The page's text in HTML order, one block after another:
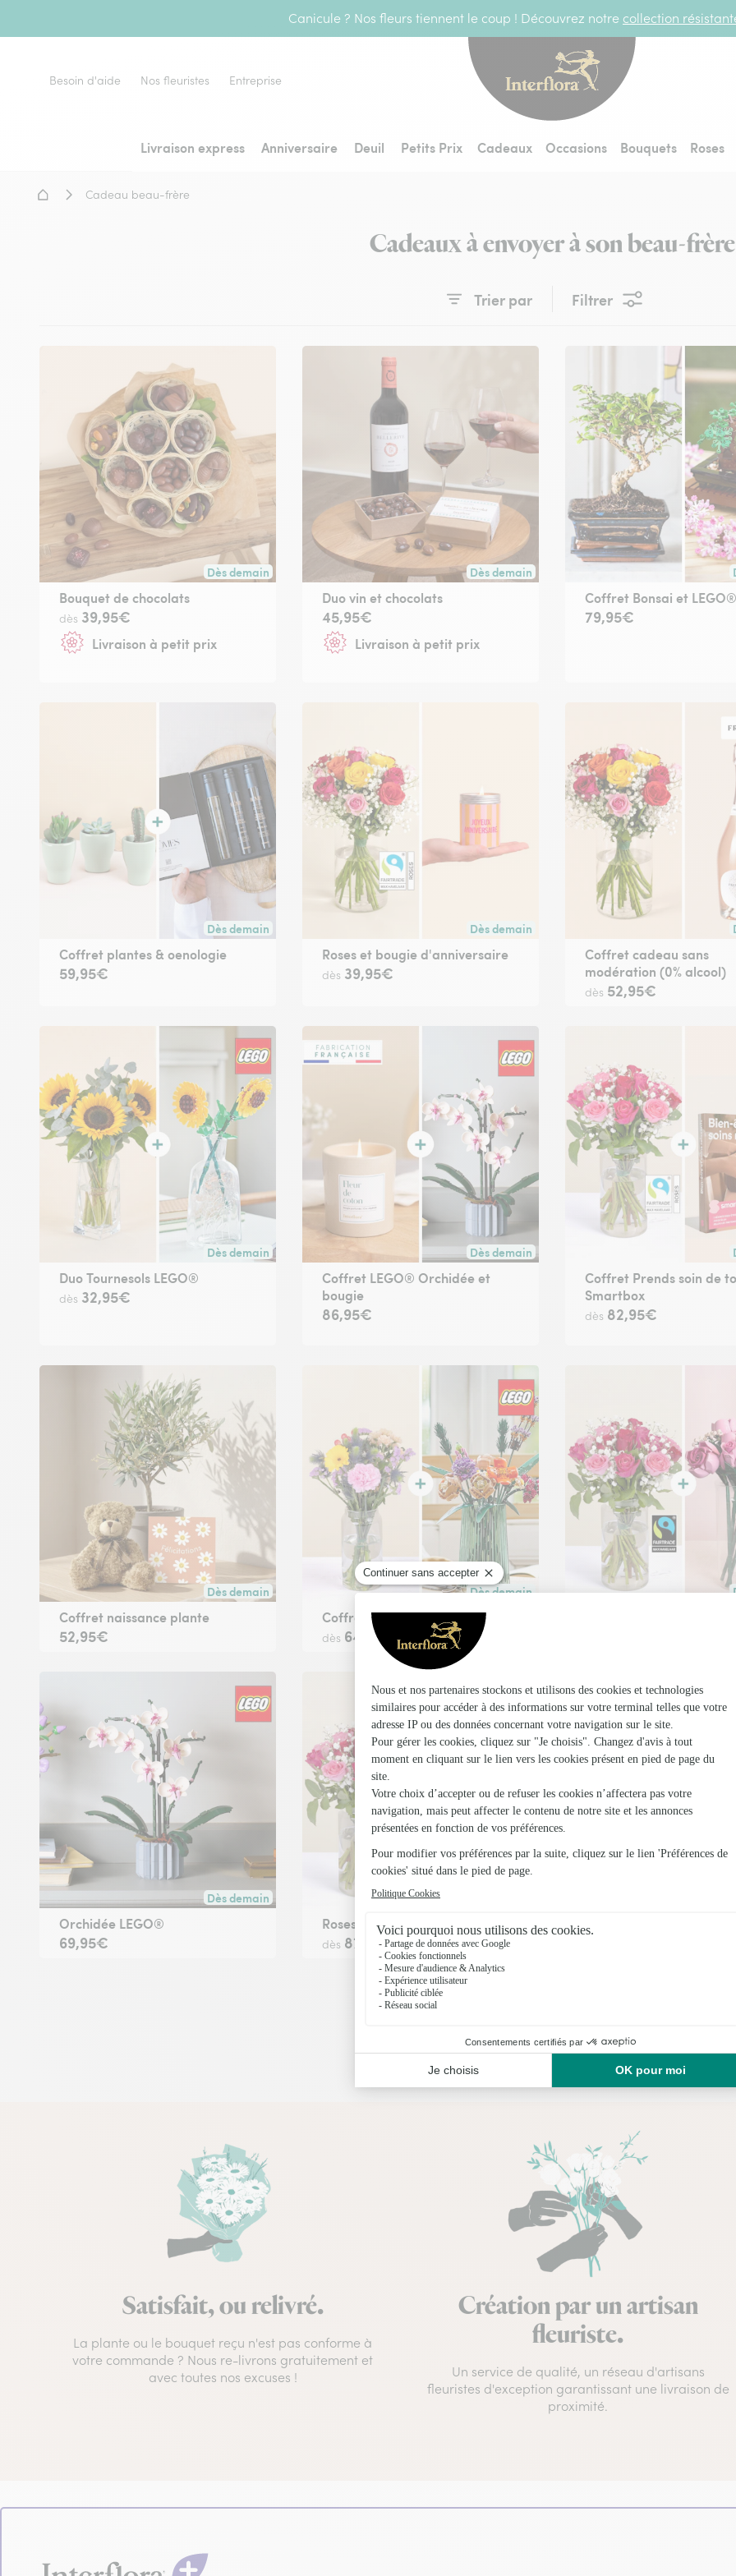
Canicule ? Nos fleurs tiennent le coup ! Découvrez notre collection
Livraison express Anniversaire Deuil Petits Prix Cadeaux Occasions Bouquets Roses
Besoin d'aide Nos fleuristes Entreprise
Accueil - Livraison fleurs
Cadeau beau-frère
Cadeaux à envoyer à son beau-frère
Trier par Filtrer
Dès demain
Livraison dès demain (pour toute commande passée avant 17h30) ou à la date de votre choix.
Bouquet de chocolats
dès 39,95€
Livraison à petit prix
Dès demain
Livraison dès demain (pour toute commande
Duo vin et chocolats
45,95€
Livraison à petit prix
Coffret Bonsai et LEGO®
79,95€
Dès demain
Livraison dès demain (pour toute commande passée avant 17h30) ou à la date de votre choix.
Coffret plantes & oenologie
59,95€
Dès demain
Livraison dès demain (pour toute commande
Roses et bougie d'anniversaire
dès 39,95€
Coffret cadeau sans
modération (0% alcool)
dès 52,95€
Dès demain
Livraison dès demain (pour toute commande passée avant 17h30) ou à la date de votre choix.
Duo Tournesols LEGO®
dès 32,95€
Dès demain
Livraison dès demain (pour toute commande
Coffret LEGO® Orchidée et
bougie
86,95€
Coffret Prends soin de
Smartbox
dès 82,95€
Dès demain
Livraison dès demain (pour toute commande passée avant 17h30) ou à la date de votre choix.
Coffret naissance plante
52,95€
Dès demain
Livraison dès demain (pour toute commande
Coffret LEGO® Bucolique
dès 64,95€
Dès demain
Livraison dès demain (pour toute commande passée avant 17h30) ou à la date de votre choix.
Orchidée LEGO®
69,95€
Livraison dès demain (pour toute commande
Roses signature LEGO®
dès 87,95€
Coffret LEGO® Tulipes
Voir plus de produits
Satisfait, ou relivré.
La plante ou le bouquet reçu n'est pas conforme à
votre commande ? Nous re-livrons gratuitement et
avec toutes nos excuses !
Création par un artisan
fleuriste.
Un service de qualité, un réseau d'artisans
fleuristes d'exception garantissant une livraison de
proximité.